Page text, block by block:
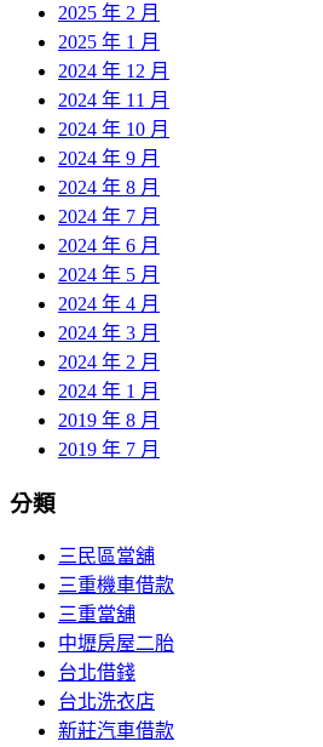
2025 年 2 月
2025 年 1 月
2024 年 12 月
2024 年 11 月
2024 年 10 月
2024 年 9 月
2024 年 8 月
2024 年 7 月
2024 年 6 月
2024 年 5 月
2024 年 4 月
2024 年 3 月
2024 年 2 月
2024 年 1 月
2019 年 8 月
2019 年 7 月
分類
三民區當舖
三重機車借款
三重當舖
中壢房屋二胎
台北借錢
台北洗衣店
新莊汽車借款